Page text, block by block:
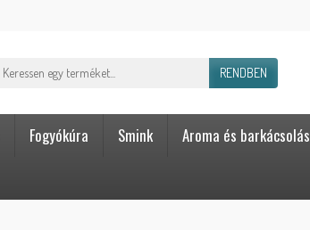
RENDBEN
Fogyókúra Smink Aroma és barkácsolás